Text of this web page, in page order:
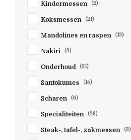
Kasho - Kai
Kilner
KitchenAid
Kuhn Rikon
Le Creuset
Lékué
Kindermessen (2)
Koksmessen (21)
Mandolines en raspen (13)
Nakiri (3)
Onderhoud (21)
Santokumes (15)
Scharen (6)
Specialiteiten (28)
Steak-, tafel-, zakmessen (8)